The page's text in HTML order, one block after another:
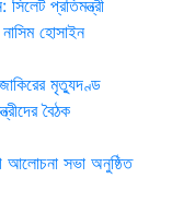
প্রতিমন্ত্রী
হোসাইন
জাকিরের মৃত্যুদণ্ড
বৈঠক
আলোচনা সভা অনুষ্ঠিত